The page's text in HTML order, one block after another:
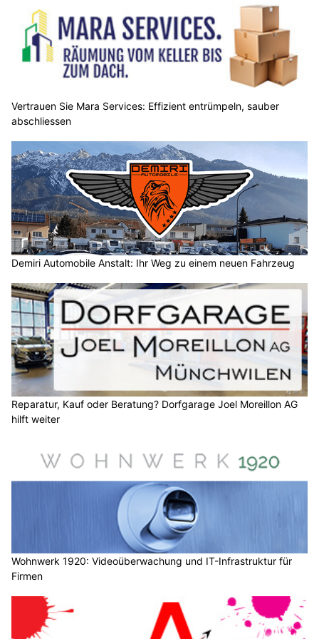
Vertrauen Sie Mara Services: Effizient entrümpeln, sauber
abschliessen
Demiri Automobile Anstalt: Ihr Weg zu einem neuen Fahrzeug
Reparatur, Kauf oder Beratung? Dorfgarage Joel Moreillon AG
hilft weiter
Wohnwerk 1920: Videoüberwachung und IT-Infrastruktur für
Firmen